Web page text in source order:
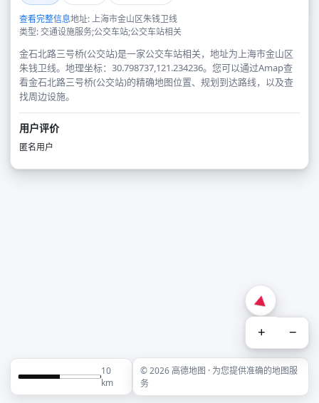
查看完整信息地址: 上海市金山区朱钱卫线
类型: 交通设施服务;公交车站;公交车站相关
金石北路三号桥(公交站)是一家公交车站相关，地址为上海市金山区
朱钱卫线。地理坐标：30.798737,121.234236。您可以通过Amap查
看金石北路三号桥(公交站)的精确地图位置、规划到达路线，以及查
找周边设施。
用户评价
匿名用户
+ −
10
km
© 2026 高德地图 · 为您提供准确的地图服
务